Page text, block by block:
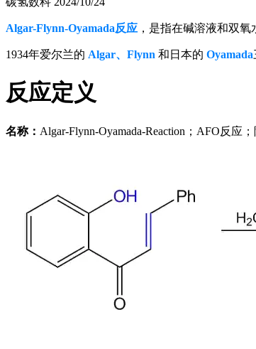
Algar-Flynn-Oyamada反应 ，是指在碱溶液和双
1934年爱尔兰的 Algar、Flynn 和日本的 Oyamada
反应定义
名称： Algar-Flynn-Oyamada-Reaction；AFO反应